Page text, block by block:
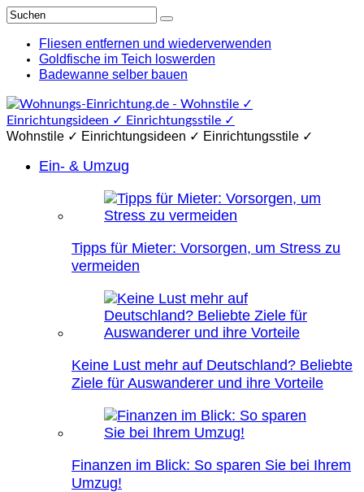
Fliesen entfernen und wiederverwenden
Goldfische im Teich loswerden
Badewanne selber bauen
Wohnstile ✓ Einrichtungsideen ✓ Einrichtungsstile ✓
Ein- & Umzug
Tipps für Mieter: Vorsorgen, um Stress zu
vermeiden
Keine Lust mehr auf Deutschland? Beliebte
Ziele für Auswanderer und ihre Vorteile
Finanzen im Blick: So sparen Sie bei Ihrem
Umzug!